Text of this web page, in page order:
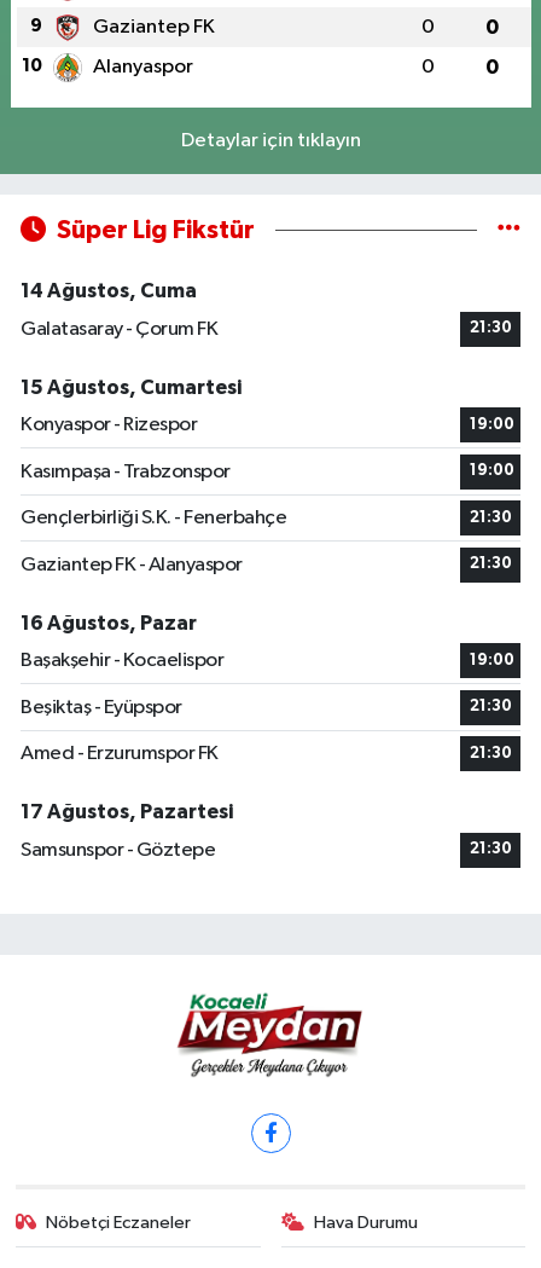
9 Gaziantep FK 0 0
10 Alanyaspor 0 0
Detaylar için tıklayın
Süper Lig Fikstür
14 Ağustos, Cuma
Galatasaray - Çorum FK
21:30
15 Ağustos, Cumartesi
Konyaspor - Rizespor
19:00
Kasımpaşa - Trabzonspor 19:00
Gençlerbirliği S.K. - Fenerbahçe 21:30
Gaziantep FK - Alanyaspor 21:30
16 Ağustos, Pazar
Başakşehir - Kocaelispor
19:00
Beşiktaş - Eyüpspor 21:30
Amed - Erzurumspor FK 21:30
17 Ağustos, Pazartesi
Samsunspor - Göztepe
21:30
Nöbetçi Eczaneler Hava Durumu